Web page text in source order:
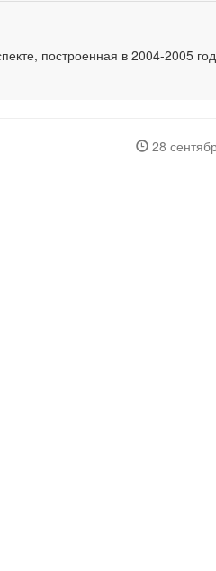
построенная в 2004-2005
28